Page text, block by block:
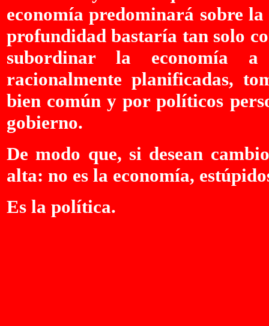
economía predominará sobre
profundidad bastaría tan solo
subordinar la economía a
racionalmente planificadas,
bien común y por políticos
gobierno.
De modo que, si desean
alta: no es la economía,
Es la política.